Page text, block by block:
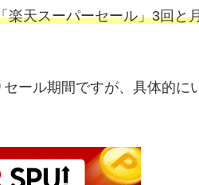
楽天スーパーセール」3回と
ール期間ですが、具体的に